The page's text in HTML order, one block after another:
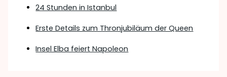
24 Stunden in Istanbul
Erste Details zum Thronjubiläum der Queen
Insel Elba feiert Napoleon